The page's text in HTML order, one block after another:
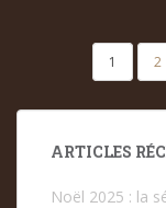
1 2
ARTICLES
Noël 2025 : la